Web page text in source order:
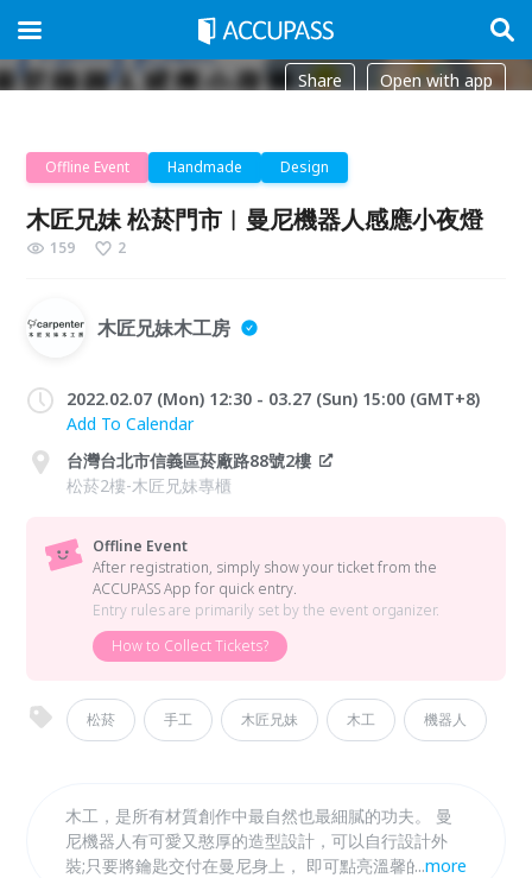
Share Open with app
Offline Event Handmade Design
木匠兄妹 松菸門市︱曼尼機器人感應小夜燈
159 2
木匠兄妹木工房
2022.02.07 (Mon) 12:30 - 03.27 (Sun) 15:00 (GMT+8)
Add To Calendar
台灣台北市信義區菸廠路88號2樓
松菸2樓-木匠兄妹專櫃
Offline Event
After registration, simply show your ticket from the
ACCUPASS App for quick entry.
Entry rules are primarily set by the event organizer.
How to Collect Tickets?
松菸 手工 木匠兄妹 木工 機器人
木工，是所有材質創作中最自然也最細膩的功夫。 曼
尼機器人有可愛又憨厚的造型設計，可以自行設計外
裝;只要將鑰匙交付在曼尼身上， 即可點亮溫馨的小光
...more